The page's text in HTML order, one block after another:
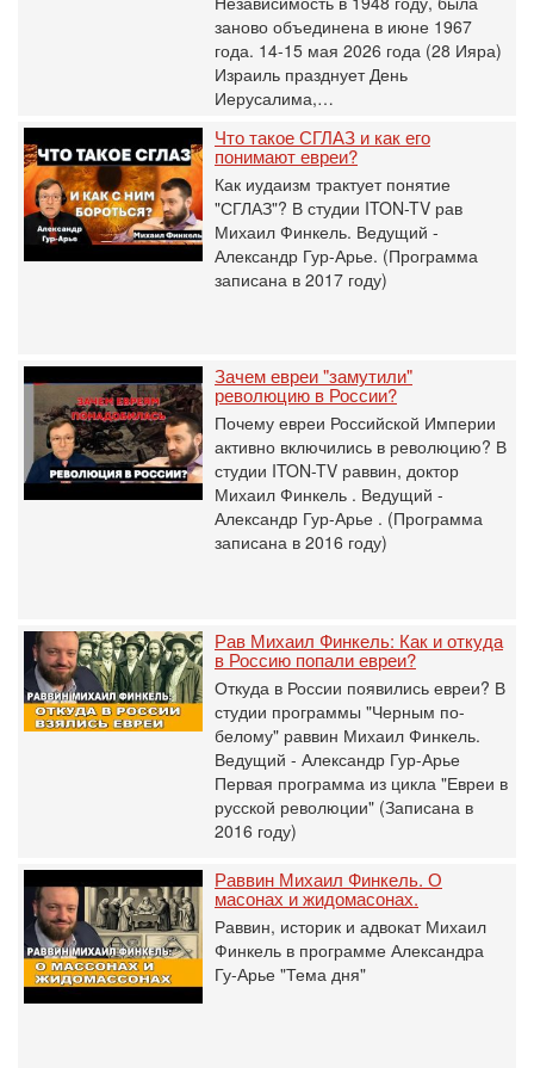
заново объединена в июне 1967
года. 14-15 мая 2026 года (28 Ияра)
Израиль празднует День
Иерусалима,…
Что такое СГЛАЗ и как его
понимают евреи?
Как иудаизм трактует понятие
"СГЛАЗ"? В студии ITON-TV рав
Михаил Финкель. Ведущий -
Александр Гур-Арье. (Программа
записана в 2017 году)
Зачем евреи "замутили"
революцию в России?
Почему евреи Российской Империи
активно включились в революцию? В
студии ITON-TV раввин, доктор
Михаил Финкель . Ведущий -
Александр Гур-Арье . (Программа
записана в 2016 году)
Рав Михаил Финкель: Как и откуда
в Россию попали евреи?
Откуда в России появились евреи? В
студии программы "Черным по-
белому" раввин Михаил Финкель.
Ведущий - Александр Гур-Арье
Первая программа из цикла "Евреи в
русской революции" (Записана в
2016 году)
Раввин Михаил Финкель. О
масонах и жидомасонах.
Раввин, историк и адвокат Михаил
Финкель в программе Александра
Гу-Арье "Тема дня"